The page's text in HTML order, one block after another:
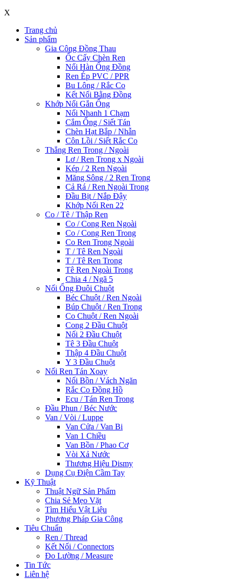
X
Trang chủ
Sản phẩm
Gia Công Đồng Thau
Ốc Cấy Chèn Ren
Nối Hàn Ống Đồng
Ren Ép PVC / PPR
Bu Lông / Rắc Co
Kết Nối Bằng Đồng
Khớp Nối Gắn Ống
Nối Nhanh 1 Chạm
Cắm Ống / Siết Tán
Chèn Hạt Bắp / Nhẫn
Côn Lồi / Siết Rắc Co
Thẳng Ren Trong / Ngoài
Lơ / Ren Trong x Ngoài
Kép / 2 Ren Ngoài
Măng Sông / 2 Ren Trong
Cả Rá / Ren Ngoài Trong
Đầu Bịt / Nắp Đậy
Khớp Nối Ren 22
Co / Tê / Thập Ren
Co / Cong Ren Ngoài
Co / Cong Ren Trong
Co Ren Trong Ngoài
T / Tê Ren Ngoài
T / Tê Ren Trong
Tê Ren Ngoài Trong
Chia 4 / Ngã 5
Nối Ống Đuôi Chuột
Béc Chuột / Ren Ngoài
Búp Chuột / Ren Trong
Co Chuột / Ren Ngoài
Cong 2 Đầu Chuột
Nối 2 Đầu Chuột
Tê 3 Đầu Chuột
Thập 4 Đầu Chuột
Y 3 Đầu Chuột
Nối Ren Tán Xoay
Nối Bồn / Vách Ngăn
Rắc Co Đồng Hồ
Ecu / Tán Ren Trong
Đầu Phun / Béc Nước
Van / Vòi / Luppe
Van Cửa / Van Bi
Van 1 Chiều
Van Bồn / Phao Cơ
Vòi Xả Nước
Thương Hiệu Dismy
Dụng Cụ Điện Cầm Tay
Kỹ Thuật
Thuật Ngữ Sản Phẩm
Chia Sẻ Mẹo Vặt
Tìm Hiểu Vật Liệu
Phương Pháp Gia Công
Tiêu Chuẩn
Ren / Thread
Kết Nối / Connectors
Đo Lường / Measure
Tin Tức
Liên hệ